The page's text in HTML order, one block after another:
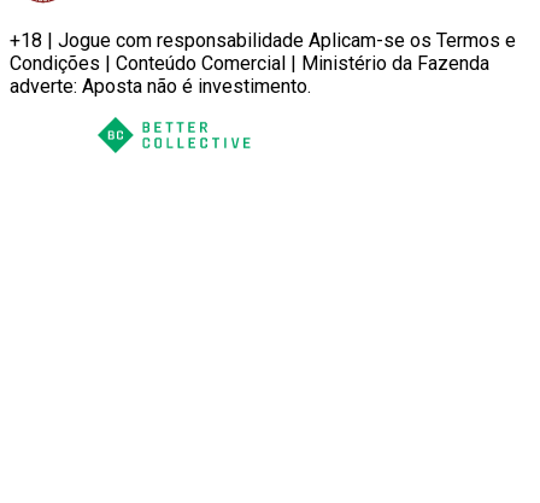
+18 | Jogue com responsabilidade Aplicam-se os Termos e
Condições | Conteúdo Comercial | Ministério da Fazenda
adverte: Aposta não é investimento.